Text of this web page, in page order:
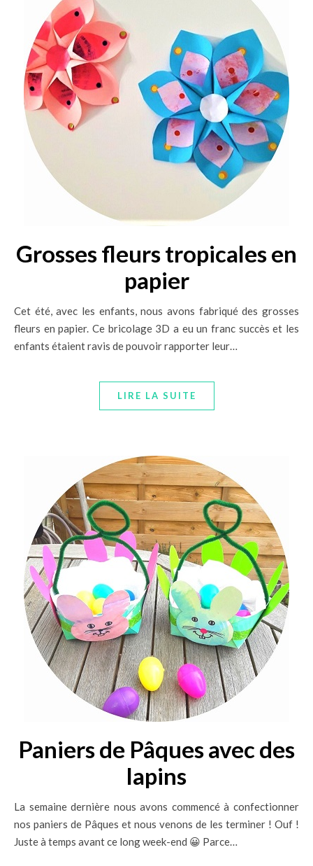
Grosses fleurs tropicales en
papier
Cet été, avec les enfants, nous avons fabriqué des grosses
fleurs en papier. Ce bricolage 3D a eu un franc succès et les
enfants étaient ravis de pouvoir rapporter leur…
LIRE LA SUITE
Paniers de Pâques avec des
lapins
La semaine dernière nous avons commencé à confectionner
nos paniers de Pâques et nous venons de les terminer ! Ouf !
Juste à temps avant ce long week-end 😀 Parce…